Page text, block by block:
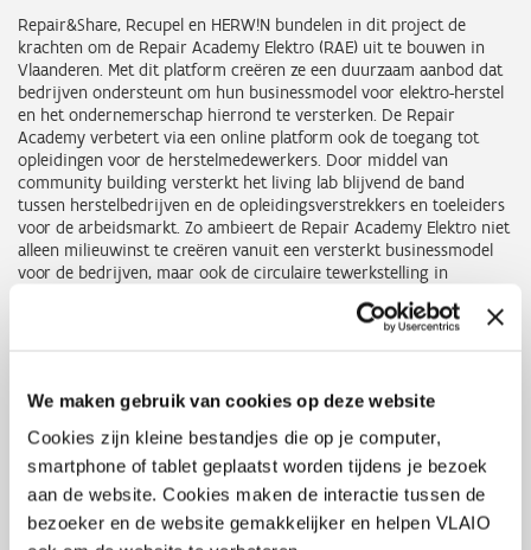
We maken gebruik van cookies op deze website
Cookies zijn kleine bestandjes die op je computer,
smartphone of tablet geplaatst worden tijdens je bezoek
aan de website. Cookies maken de interactie tussen de
bezoeker en de website gemakkelijker en helpen VLAIO
Repair&Share, Recupel en HERW!N bundelen in dit project de
krachten om de Repair Academy Elektro (RAE) uit te bouwen in
Vlaanderen. Met dit platform creëren ze een duurzaam aanbod dat
bedrijven ondersteunt om hun businessmodel voor elektro-herstel
en het ondernemerschap hierrond te versterken. De Repair
Academy verbetert via een online platform ook de toegang tot
opleidingen voor de herstelmedewerkers. Door middel van
community building versterkt het living lab blijvend de band
tussen herstelbedrijven en de opleidingsverstrekkers en toeleiders
voor de arbeidsmarkt. Zo ambieert de Repair Academy Elektro niet
alleen milieuwinst te creëren vanuit een versterkt businessmodel
voor de bedrijven, maar ook de circulaire tewerkstelling in
economie. Met de Repair Academy Elektro wordt een duurzaam
platform uitgebouwd, dat een vruchtbare bodem is voor meer
Facebook
X LinkedIn
EmailWhatsApp
Share
Repair&Share